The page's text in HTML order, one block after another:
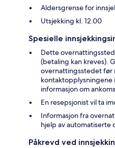
Aldersgrense for
Utsjekking kl. 12.00
Spesielle
Dette
(betaling kan kreves).
overnattingsstedet før
kontaktopplysningene
informasjon om
En resepsjonist vil ta
Informasjon fra
hjelp av automatiserte
Påkrevd ved